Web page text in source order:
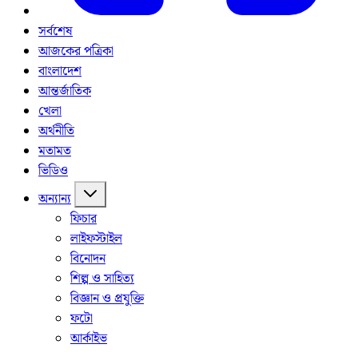
সর্বশেষ
আজকের পত্রিকা
বাংলাদেশ
আন্তর্জাতিক
খেলা
অর্থনীতি
মতামত
ভিডিও
অন্যান্য
ফিচার
লাইফস্টাইল
বিনোদন
শিল্প ও সাহিত্য
বিজ্ঞান ও প্রযুক্তি
ফটো
আর্কাইভ